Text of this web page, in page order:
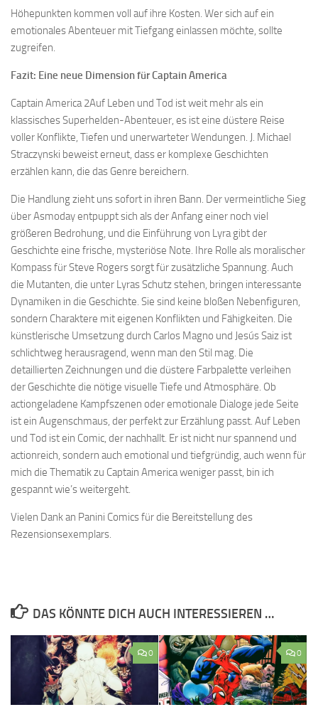
Höhepunkten kommen voll auf ihre Kosten. Wer sich auf ein
emotionales Abenteuer mit Tiefgang einlassen möchte, sollte
zugreifen.
Fazit: Eine neue Dimension für Captain America
Captain America 2Auf Leben und Tod ist weit mehr als ein
klassisches Superhelden-Abenteuer, es ist eine düstere Reise
voller Konflikte, Tiefen und unerwarteter Wendungen. J. Michael
Straczynski beweist erneut, dass er komplexe Geschichten
erzählen kann, die das Genre bereichern.
Die Handlung zieht uns sofort in ihren Bann. Der vermeintliche Sieg
über Asmoday entpuppt sich als der Anfang einer noch viel
größeren Bedrohung, und die Einführung von Lyra gibt der
Geschichte eine frische, mysteriöse Note. Ihre Rolle als moralischer
Kompass für Steve Rogers sorgt für zusätzliche Spannung. Auch
die Mutanten, die unter Lyras Schutz stehen, bringen interessante
Dynamiken in die Geschichte. Sie sind keine bloßen Nebenfiguren,
sondern Charaktere mit eigenen Konflikten und Fähigkeiten. Die
künstlerische Umsetzung durch Carlos Magno und Jesús Saiz ist
schlichtweg herausragend, wenn man den Stil mag. Die
detaillierten Zeichnungen und die düstere Farbpalette verleihen
der Geschichte die nötige visuelle Tiefe und Atmosphäre. Ob
actiongeladene Kampfszenen oder emotionale Dialoge jede Seite
ist ein Augenschmaus, der perfekt zur Erzählung passt. Auf Leben
und Tod ist ein Comic, der nachhallt. Er ist nicht nur spannend und
actionreich, sondern auch emotional und tiefgründig, auch wenn für
mich die Thematik zu Captain America weniger passt, bin ich
gespannt wie’s weitergeht.
Vielen Dank an Panini Comics für die Bereitstellung des
Rezensionsexemplars.
DAS KÖNNTE DICH AUCH INTERESSIEREN …
0 0